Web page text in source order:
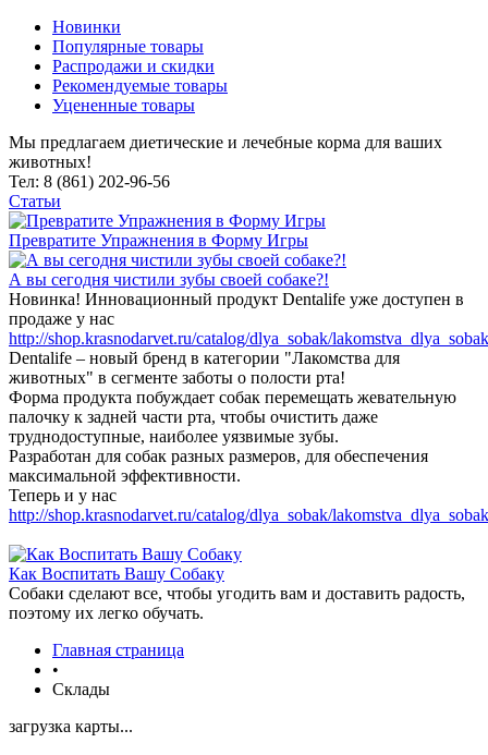
Новинки
Популярные товары
Распродажи и скидки
Рекомендуемые товары
Уцененные товары
Мы предлагаем диетические и лечебные корма для ваших
животных!
Тел: 8 (861) 202-96-56
Статьи
Превратите Упражнения в Форму Игры
А вы сегодня чистили зубы своей собаке?!
Новинка! Инновационный продукт Dentalife уже доступен в
продаже у нас
http://shop.krasnodarvet.ru/catalog/dlya_sobak/
Dentalife – новый бренд в категории "Лакомства для
животных" в сегменте заботы о полости рта!
Форма продукта побуждает собак перемещать жевательную
палочку к задней части рта, чтобы очистить даже
труднодоступные, наиболее уязвимые зубы.
Разработан для собак разных размеров, для обеспечения
максимальной эффективности.
Теперь и у нас
http://shop.krasnodarvet.ru/catalog/dlya_sobak/
Как Воспитать Вашу Собаку
Собаки сделают все, чтобы угодить вам и доставить радость,
поэтому их легко обучать.
Главная страница
•
Склады
загрузка карты...